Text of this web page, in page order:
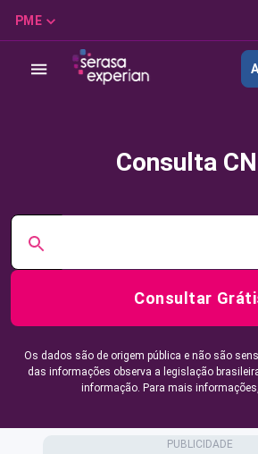
PME
Consulta
Consultar
Os dados são de origem pública e não são
das informações observa a legislação
informação. Para mais informações,